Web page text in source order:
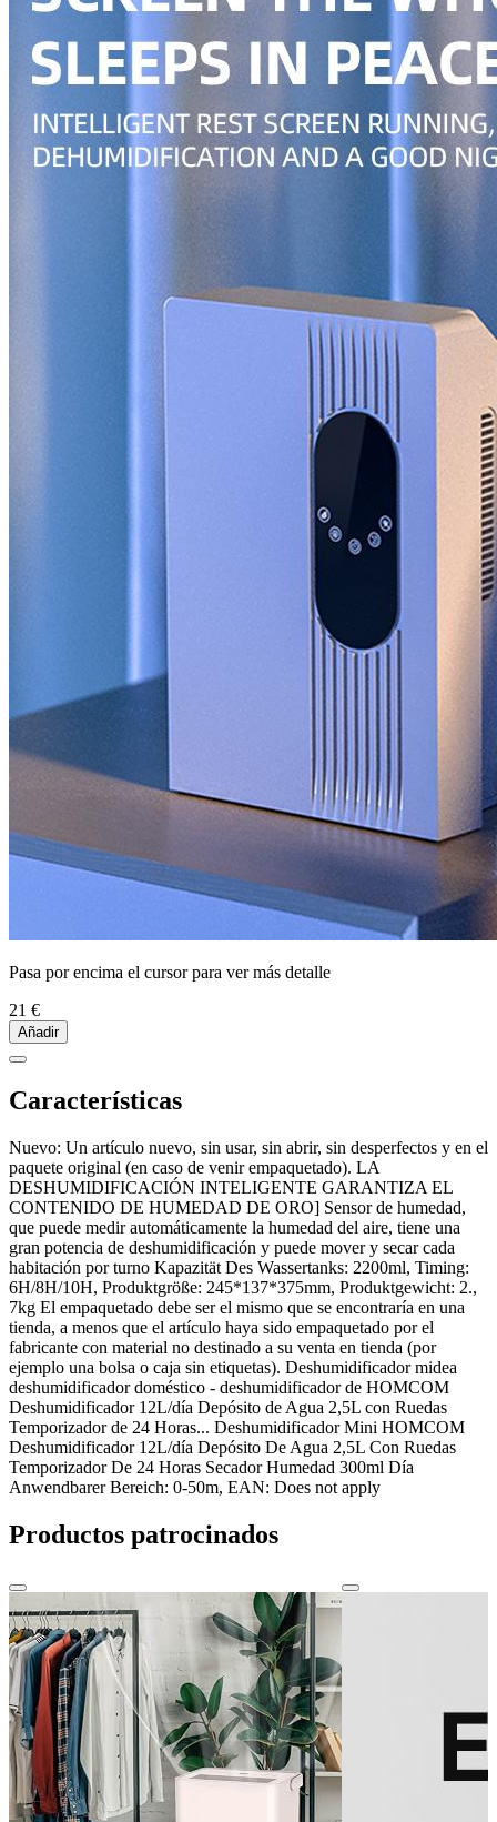
Pasa por encima el cursor para ver más detalle
21 €
Añadir
Características
Nuevo: Un artículo nuevo, sin usar, sin abrir, sin desperfectos y en el
paquete original (en caso de venir empaquetado). LA
DESHUMIDIFICACIÓN INTELIGENTE GARANTIZA EL
CONTENIDO DE HUMEDAD DE ORO] Sensor de humedad,
que puede medir automáticamente la humedad del aire, tiene una
gran potencia de deshumidificación y puede mover y secar cada
habitación por turno Kapazität Des Wassertanks: 2200ml, Timing:
6H/8H/10H, Produktgröße: 245*137*375mm, Produktgewicht: 2.,
7kg El empaquetado debe ser el mismo que se encontraría en una
tienda, a menos que el artículo haya sido empaquetado por el
fabricante con material no destinado a su venta en tienda (por
ejemplo una bolsa o caja sin etiquetas). Deshumidificador midea
deshumidificador doméstico - deshumidificador de HOMCOM
Deshumidificador 12L/día Depósito de Agua 2,5L con Ruedas
Temporizador de 24 Horas... Deshumidificador Mini HOMCOM
Deshumidificador 12L/día Depósito De Agua 2,5L Con Ruedas
Temporizador De 24 Horas Secador Humedad 300ml Día
Anwendbarer Bereich: 0-50m, EAN: Does not apply
Productos patrocinados